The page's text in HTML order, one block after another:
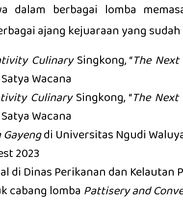
dalam berbagai lomba
ajang kejuaraan yang
CulinarySingkong, “The
Wacana
CulinarySingkong, “The Next
Wacana
di Universitas Ngudi
2023
di Dinas Perikanan dan Kelautan
cabang lomba Pattisery and